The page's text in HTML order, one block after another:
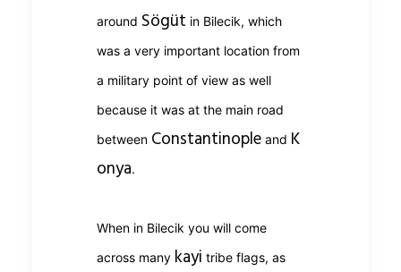
around Sögüt in Bilecik, which
was a very important location from
a military point of view as well
because it was at the main road
between Constantinople and K
onya.
When in Bilecik you will come
across many kayi tribe flags, as